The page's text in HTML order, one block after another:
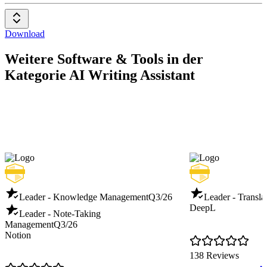
Download
Weitere Software & Tools in der
Kategorie AI Writing Assistant
Leader - Knowledge ManagementQ3/26
Leader - Note-Taking
ManagementQ3/26
Notion
Leader -
DeepL
138 Reviews